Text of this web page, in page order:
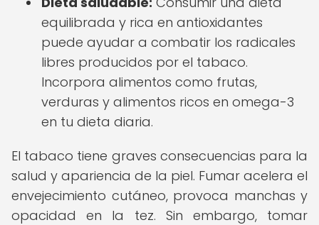
equilibrada y rica en antioxidantes
puede ayudar a combatir los radicales
libres producidos por el tabaco.
Incorpora alimentos como frutas,
verduras y alimentos ricos en omega-3
en tu dieta diaria.
El tabaco tiene graves consecuencias para la
salud y apariencia de la piel. Fumar acelera el
envejecimiento cutáneo, provoca manchas y
opacidad en la tez. Sin embargo, tomar